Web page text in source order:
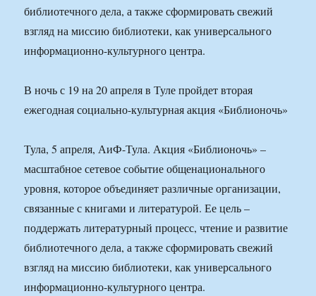
библиотечного дела, а также сформировать свежий
взгляд на миссию библиотеки, как универсального
информационно-культурного центра.
В ночь с 19 на 20 апреля в Туле пройдет вторая
ежегодная социально-культурная акция «Библионочь»
Тула, 5 апреля, АиФ-Тула. Акция «Библионочь» –
масштабное сетевое событие общенационального
уровня, которое объединяет различные организации,
связанные с книгами и литературой. Ее цель –
поддержать литературный процесс, чтение и развитие
библиотечного дела, а также сформировать свежий
взгляд на миссию библиотеки, как универсального
информационно-культурного центра.